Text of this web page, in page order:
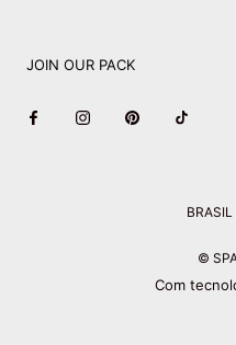
JOIN OUR PACK
País/
©
Com